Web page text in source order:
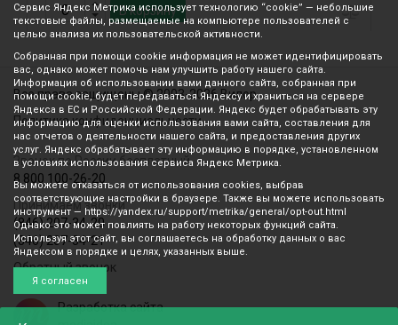
В корзину
Все права защищены © 2003-2026 Вилор
Политика конфиденциальности
Звонок по России бесплатный
8 800 100-26-20
Принимаем звонки
(846) 207-34-20
(846) 207-34-21
Обратный звонок
Разработка сайта
Сервис Яндекс Метрика использует технологию “cookie” — небольшие
текстовые файлы, размещаемые на компьютере пользователей с
целью анализа их пользовательской активности.
Собранная при помощи cookie информация не может идентифицировать
вас, однако может помочь нам улучшить работу нашего сайта.
Информация об использовании вами данного сайта, собранная при
помощи cookie, будет передаваться Яндексу и храниться на сервере
Яндекса в ЕС и Российской Федерации. Яндекс будет обрабатывать эту
информацию для оценки использования вами сайта, составления для
нас отчетов о деятельности нашего сайта, и предоставления других
услуг. Яндекс обрабатывает эту информацию в порядке, установленном
в условиях использования сервиса Яндекс Метрика.
Вы можете отказаться от использования cookies, выбрав
соответствующие настройки в браузере. Также вы можете использовать
инструмент — https://yandex.ru/support/metrika/general/opt-out.html
Однако это может повлиять на работу некоторых функций сайта.
Используя этот сайт, вы соглашаетесь на обработку данных о вас
Яндексом в порядке и целях, указанных выше.
Я согласен